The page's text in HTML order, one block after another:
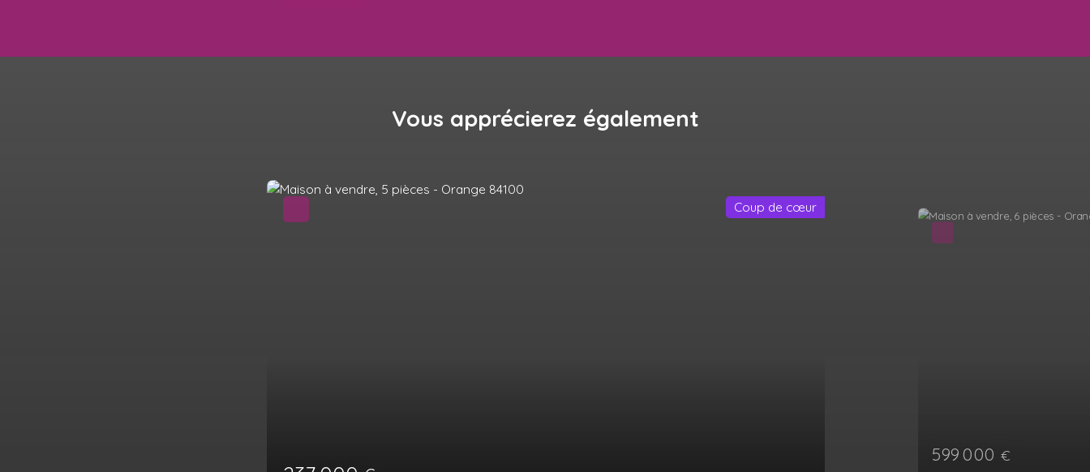
Vous apprécierez également
Exclusivité
349 000€